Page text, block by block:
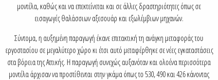
μοντέλα, καθώς και να επεκτείνεται και σε άλλες δραστηριότητες όπως σε
εισαγωγές θαλάσσιων αξεσουάρ και εξωλέμβιων μηχανών.
Σύντομα, η αυξημένη παραγωγή έκανε επιτακτική τη ανάγκη μεταφοράς του
εργοστασίου σε μεγαλύτερο χώρο κι έτσι αυτό μεταφέρθηκε σε νέες εγκαταστάσεις
στα βόρεια της Αττικής. Η παραγωγή συνεχώς αυξανόταν και ολοένα περισσότερα
μοντέλα άρχισαν να προστίθενται στην γκάμα όπως το 530, 490 και 426 κάνοντας